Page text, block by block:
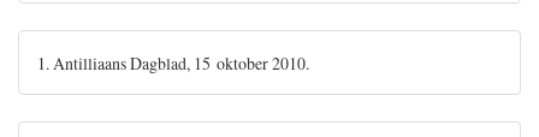
1. Antilliaans Dagblad, 15 oktober 2010.